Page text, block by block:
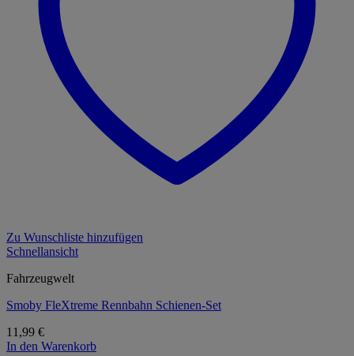
Zu Wunschliste hinzufügen
Schnellansicht
Fahrzeugwelt
Smoby FleXtreme Rennbahn Schienen-Set
11,99 €
In den Warenkorb